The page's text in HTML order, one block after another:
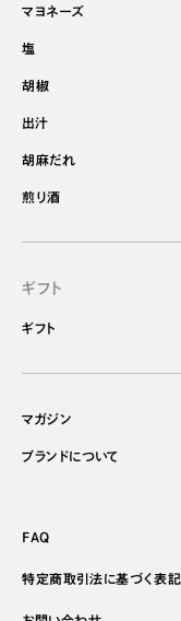
マヨネーズ
塩
胡椒
出汁
胡麻だれ
煎り酒
ギフト
ギフト
マガジン
ブランドについて
FAQ
特定商取引法に基づく表記